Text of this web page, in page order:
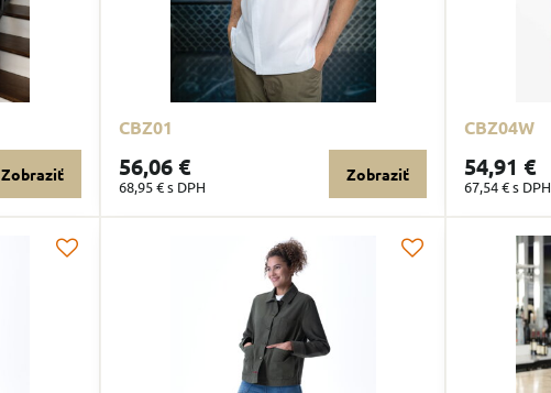
Zobraziť
CBZ01
56,06 €
68,95 €s DPH
Zobraziť
CBZ04W
54,91 €
67,54 €s DPH